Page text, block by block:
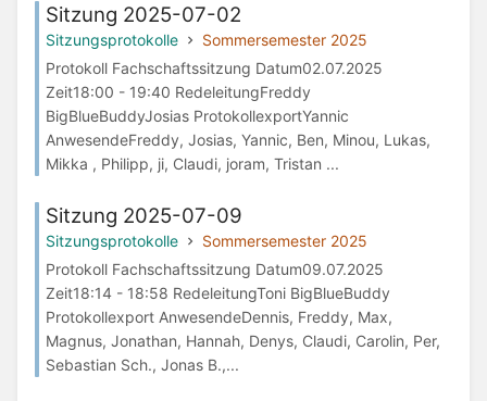
Sitzung 2025-07-02
Sitzungsprotokolle
Sommersemester 2025
Protokoll Fachschaftssitzung Datum02.07.2025
Zeit18:00 - 19:40 RedeleitungFreddy
BigBlueBuddyJosias ProtokollexportYannic
AnwesendeFreddy, Josias, Yannic, Ben, Minou, Lukas,
Mikka , Philipp, ji, Claudi, joram, Tristan ...
Sitzung 2025-07-09
Sitzungsprotokolle
Sommersemester 2025
Protokoll Fachschaftssitzung Datum09.07.2025
Zeit18:14 - 18:58 RedeleitungToni BigBlueBuddy
Protokollexport AnwesendeDennis, Freddy, Max,
Magnus, Jonathan, Hannah, Denys, Claudi, Carolin, Per,
Sebastian Sch., Jonas B.,...